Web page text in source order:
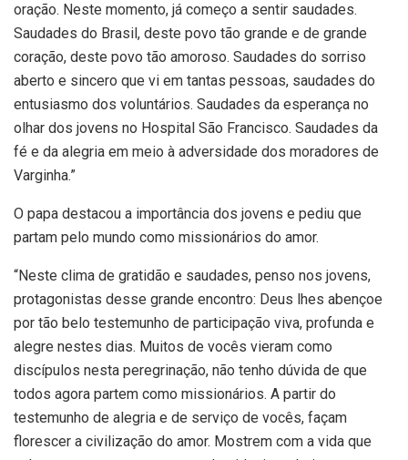
oração. Neste momento, já começo a sentir saudades.
Saudades do Brasil, deste povo tão grande e de grande
coração, deste povo tão amoroso. Saudades do sorriso
aberto e sincero que vi em tantas pessoas, saudades do
entusiasmo dos voluntários. Saudades da esperança no
olhar dos jovens no Hospital São Francisco. Saudades da
fé e da alegria em meio à adversidade dos moradores de
Varginha.”
O papa destacou a importância dos jovens e pediu que
partam pelo mundo como missionários do amor.
“Neste clima de gratidão e saudades, penso nos jovens,
protagonistas desse grande encontro: Deus lhes abençoe
por tão belo testemunho de participação viva, profunda e
alegre nestes dias. Muitos de vocês vieram como
discípulos nesta peregrinação, não tenho dúvida de que
todos agora partem como missionários. A partir do
testemunho de alegria e de serviço de vocês, façam
florescer a civilização do amor. Mostrem com a vida que